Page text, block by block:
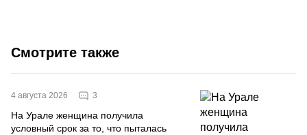
Смотрите также
4 августа 2026 3
На Урале женщина получила
условный срок за то, что пыталась